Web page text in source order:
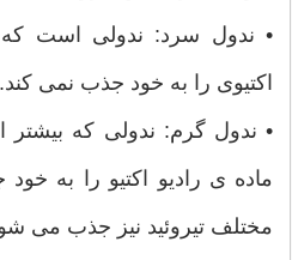
• ندول سرد: ندولی است که
اکتیوی را به خود جذب نمی کند.
• ندول گرم: ندولی که
ماده ی رادیو اکتیو را به
مختلف تیروئید نیز جذب می